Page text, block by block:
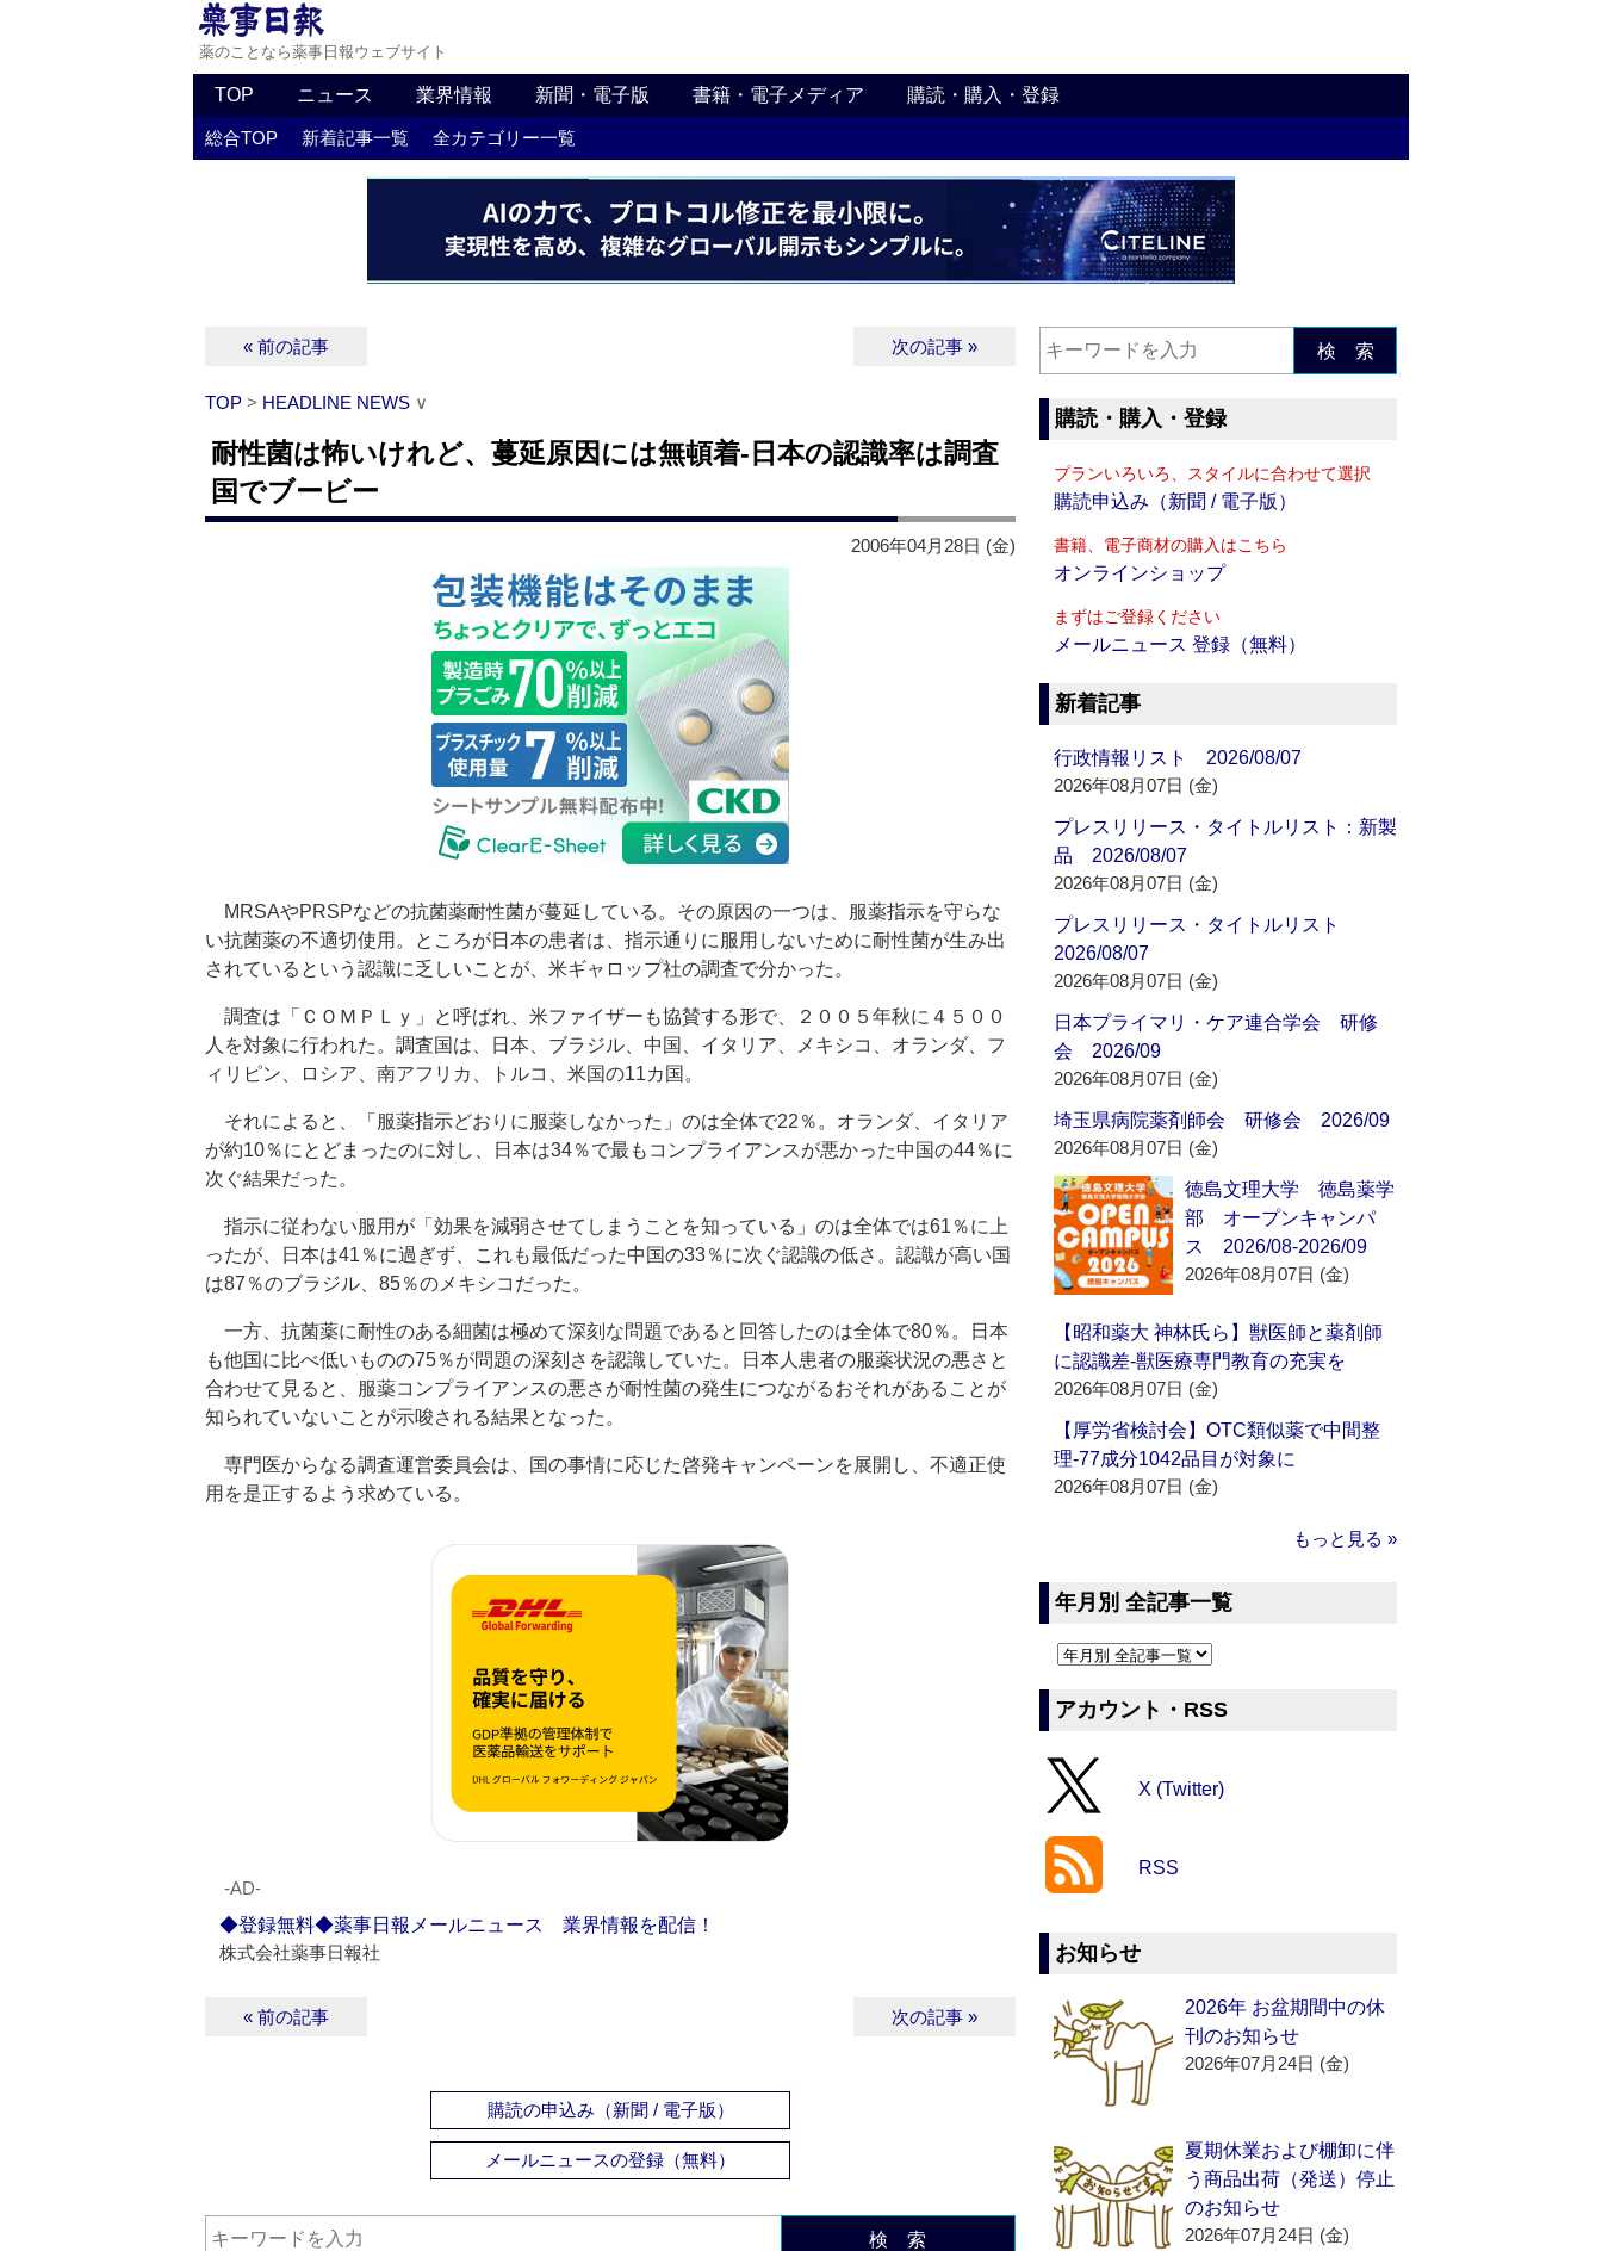
薬のことなら薬事日報ウェブサイト
TOP ニュース 業界情報 新聞・電子版 書籍・電子メディア 購読・購入・登録
総合TOP 新着記事一覧 全カテゴリー一覧
« 前の記事 次の記事 »
TOP > HEADLINE NEWS ∨
耐性菌は怖いけれど、蔓延原因には無頓着‐日本の認識率は調査
国でブービー
2006年04月28日 (金)
MRSAやPRSPなどの抗菌薬耐性菌が蔓延している。その原因の一つは、服薬指示を守らな
い抗菌薬の不適切使用。ところが日本の患者は、指示通りに服用しないために耐性菌が生み出
されているという認識に乏しいことが、米ギャロップ社の調査で分かった。
調査は「ＣＯＭＰＬｙ」と呼ばれ、米ファイザーも協賛する形で、２００５年秋に４５００
人を対象に行われた。調査国は、日本、ブラジル、中国、イタリア、メキシコ、オランダ、フ
ィリピン、ロシア、南アフリカ、トルコ、米国の11カ国。
それによると、「服薬指示どおりに服薬しなかった」のは全体で22％。オランダ、イタリア
が約10％にとどまったのに対し、日本は34％で最もコンプライアンスが悪かった中国の44％に
次ぐ結果だった。
指示に従わない服用が「効果を減弱させてしまうことを知っている」のは全体では61％に上
ったが、日本は41％に過ぎず、これも最低だった中国の33％に次ぐ認識の低さ。認識が高い国
は87％のブラジル、85％のメキシコだった。
一方、抗菌薬に耐性のある細菌は極めて深刻な問題であると回答したのは全体で80％。日本
も他国に比べ低いものの75％が問題の深刻さを認識していた。日本人患者の服薬状況の悪さと
合わせて見ると、服薬コンプライアンスの悪さが耐性菌の発生につながるおそれがあることが
知られていないことが示唆される結果となった。
専門医からなる調査運営委員会は、国の事情に応じた啓発キャンペーンを展開し、不適正使
用を是正するよう求めている。
‐AD‐
◆登録無料◆薬事日報メールニュース 業界情報を配信！
株式会社薬事日報社
« 前の記事 次の記事 »
購読の申込み（新聞 / 電子版）
メールニュースの登録（無料）
検 索
検 索
購読・購入・登録
プランいろいろ、スタイルに合わせて選択
購読申込み（新聞 / 電子版）
書籍、電子商材の購入はこちら
オンラインショップ
まずはご登録ください
メールニュース 登録（無料）
新着記事
行政情報リスト 2026/08/07
2026年08月07日 (金)
プレスリリース・タイトルリスト：新製
品 2026/08/07
2026年08月07日 (金)
プレスリリース・タイトルリスト
2026/08/07
2026年08月07日 (金)
日本プライマリ・ケア連合学会 研修
会 2026/09
2026年08月07日 (金)
埼玉県病院薬剤師会 研修会 2026/09
2026年08月07日 (金)
徳島文理大学 徳島薬学
部 オープンキャンパ
ス 2026/08-2026/09
2026年08月07日 (金)
【昭和薬大 神林氏ら】獣医師と薬剤師
に認識差‐獣医療専門教育の充実を
2026年08月07日 (金)
【厚労省検討会】OTC類似薬で中間整
理‐77成分1042品目が対象に
2026年08月07日 (金)
もっと見る »
年月別 全記事一覧
アカウント・RSS
X (Twitter)
RSS
お知らせ
2026年 お盆期間中の休
刊のお知らせ
2026年07月24日 (金)
夏期休業および棚卸に伴
う商品出荷（発送）停止
のお知らせ
2026年07月24日 (金)